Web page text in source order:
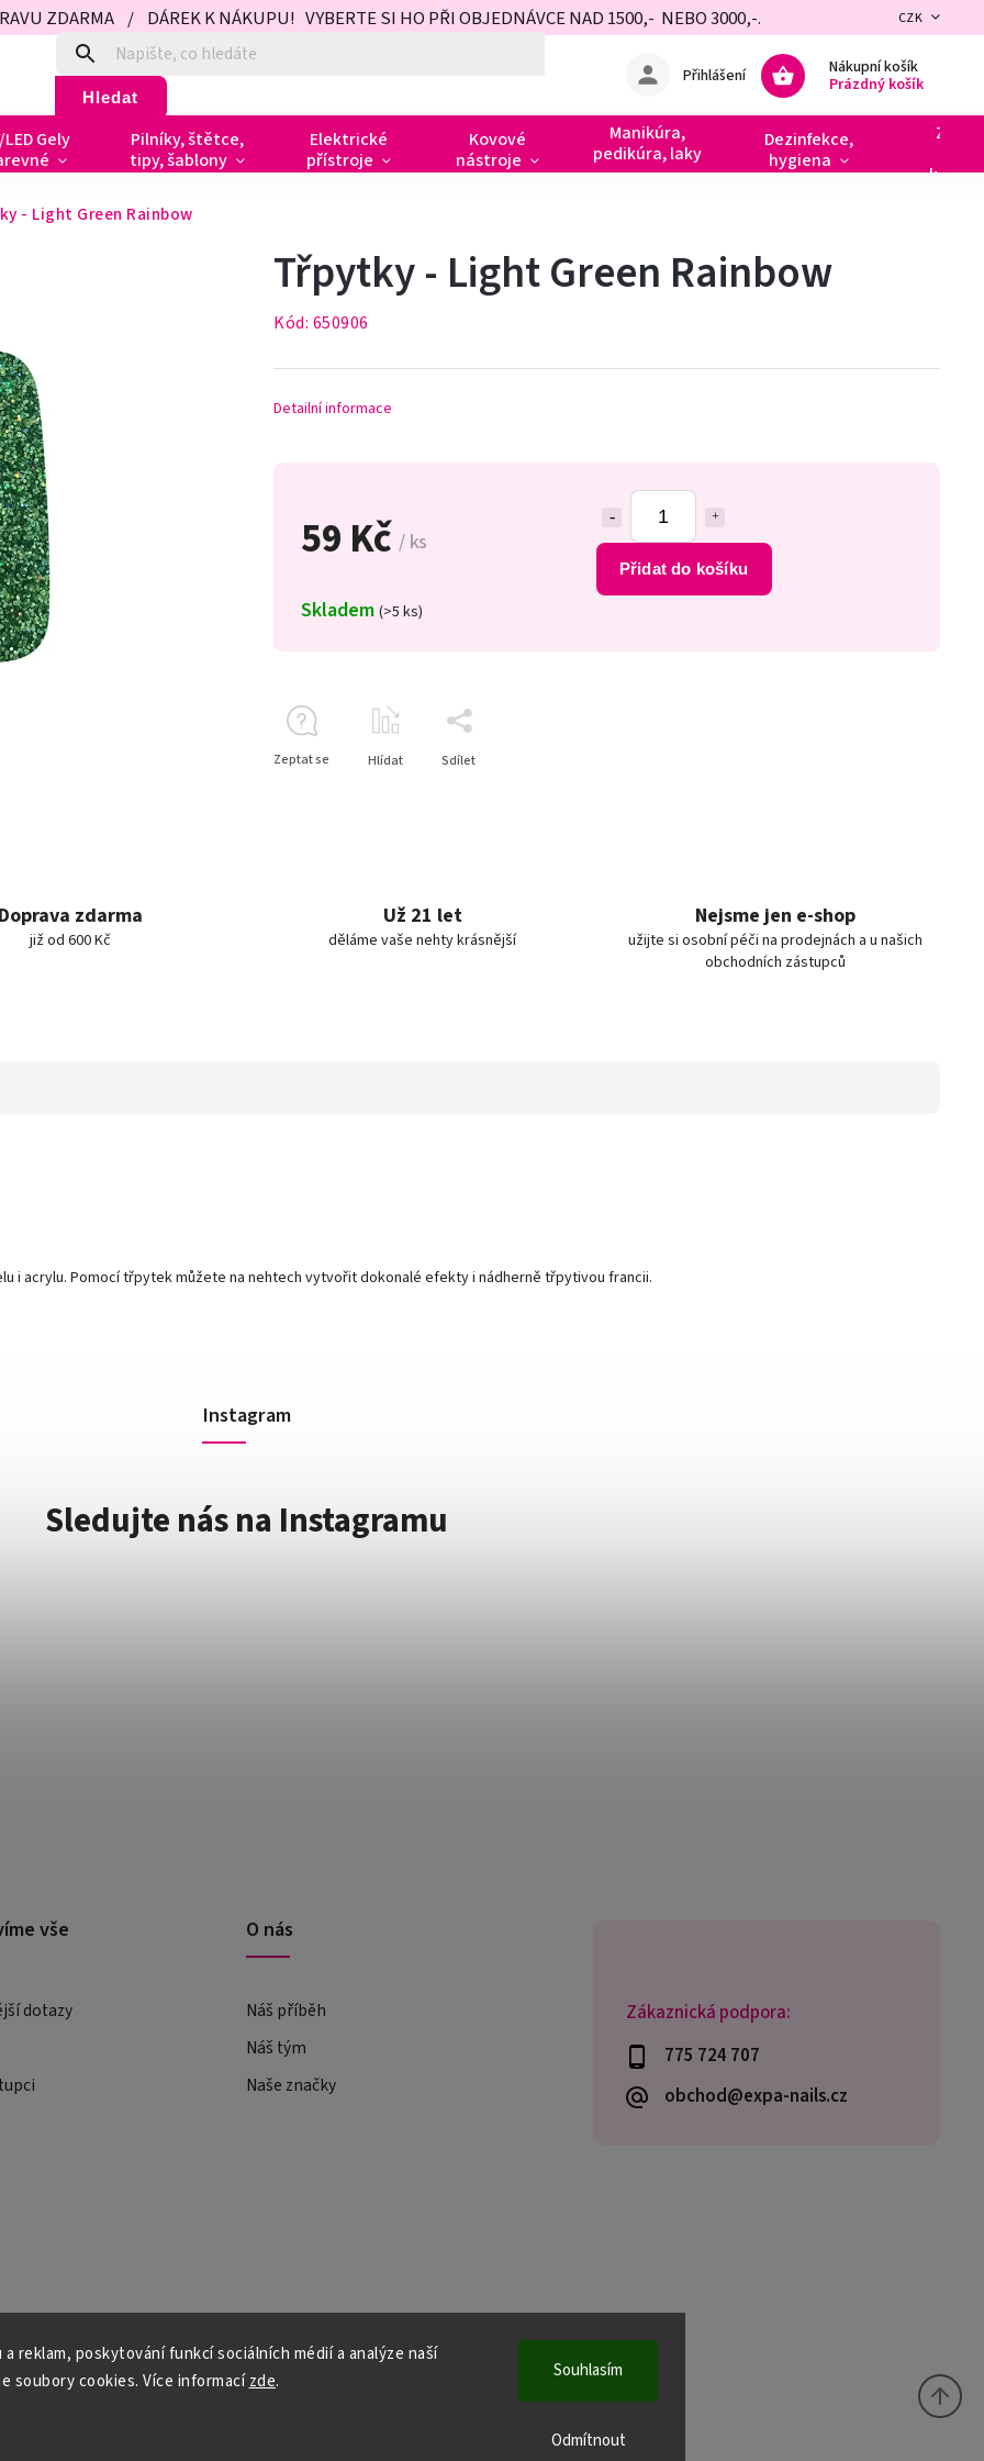
reklam, poskytování funkcí sociálních médií a analýze naší
soubory cookies. Více informacízde.
Odmítnout
Souhlasím
ZDARMA / DÁREK K NÁKUPU! VYBERTE SI HO PŘI OBJEDNÁVCE NAD 1500,- NEBO 3000,-. CZK
Hledat
Nákupní košík
Prázdný košík
Přihlášení
LED Gely
Pilníky, štětce,
tipy, šablony
Elektrické
přístroje
Kovové
nástroje
Manikúra,
pedikúra, laky
Dezinfekce,
hygiena
- Light Green Rainbow
59 Kč/ ks
Přidat do košíku
Skladem (>5 ks)
Třpytky - Light Green Rainbow
Kód: 650906
Detailní informace
Zeptat se Hlídat Sdílet
Doprava zdarma
již od 600 Kč
Už 21 let
děláme vaše nehty krásnější
Nejsme jen e-shop
užijte si osobní péči na prodejnách a u našich
obchodních zástupců
i acrylu. Pomocí třpytek můžete na nehtech vytvořit dokonalé efekty i nádherně třpytivou francii.
Zákaznická podpora:
775 724 707
obchod@expa-nails.cz
Instagram
Sledujte nás na Instagramu
vše
dotazy
O nás
Náš příběh
Náš tým
Naše značky